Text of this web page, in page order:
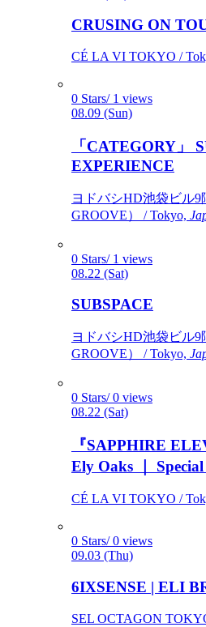
CRUSING ON
CÉ LA VI TOKYO /
0 Stars/ 1 views
08.09 (Sun)
「CATEGORY」
EXPERIENCE
ヨドバシHD池袋ビル9
GROOVE） / Tokyo,
0 Stars/ 1 views
08.22 (Sat)
SUBSPACE
ヨドバシHD池袋ビル9
GROOVE） / Tokyo,
0 Stars/ 0 views
08.22 (Sat)
『SAPPHIRE
Ely Oaks ｜
CÉ LA VI TOKYO /
0 Stars/ 0 views
09.03 (Thu)
6IXSENSE | ELI
SEL OCTAGON